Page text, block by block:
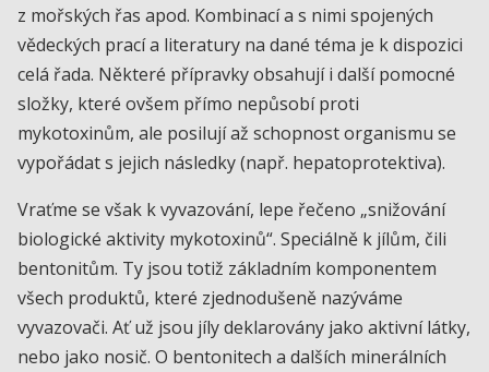
z mořských řas apod. Kombinací a s nimi spojených
vědeckých prací a literatury na dané téma je k dispozici
celá řada. Některé přípravky obsahují i další pomocné
složky, které ovšem přímo nepůsobí proti
mykotoxinům, ale posilují až schopnost organismu se
vypořádat s jejich následky (např. hepatoprotektiva).
Vraťme se však k vyvazování, lepe řečeno „snižování
biologické aktivity mykotoxinů“. Speciálně k jílům, čili
bentonitům. Ty jsou totiž základním komponentem
všech produktů, které zjednodušeně nazýváme
vyvazovači. Ať už jsou jíly deklarovány jako aktivní látky,
nebo jako nosič. O bentonitech a dalších minerálních